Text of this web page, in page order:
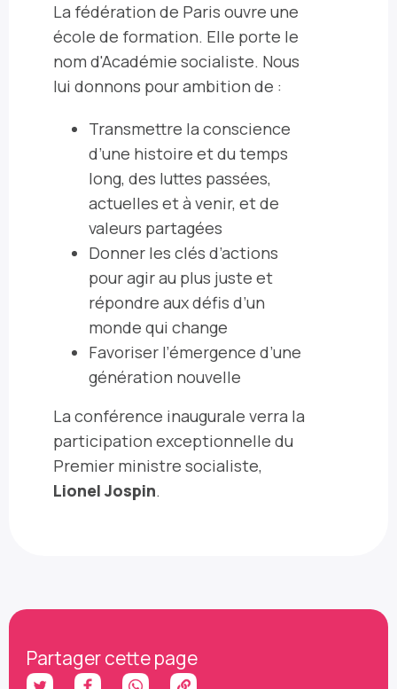
La fédération de Paris ouvre une
école de formation. Elle porte le
nom d'Académie socialiste. Nous
lui donnons pour ambition de :
Transmettre la conscience
d’une histoire et du temps
long, des luttes passées,
actuelles et à venir, et de
valeurs partagées
Donner les clés d’actions
pour agir au plus juste et
répondre aux défis d’un
monde qui change
Favoriser l’émergence d’une
génération nouvelle
La conférence inaugurale verra la
participation exceptionnelle du
Premier ministre socialiste,
Lionel Jospin.
Partager cette page